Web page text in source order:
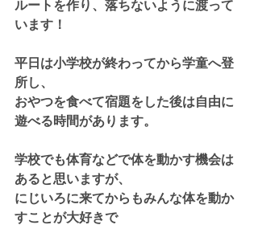
ルートを作り、落ちないように渡って
います！
平日は小学校が終わってから学童へ登
所し、
おやつを食べて宿題をした後は自由に
遊べる時間があります。
学校でも体育などで体を動かす機会は
あると思いますが、
にじいろに来てからもみんな体を動か
すことが大好きで